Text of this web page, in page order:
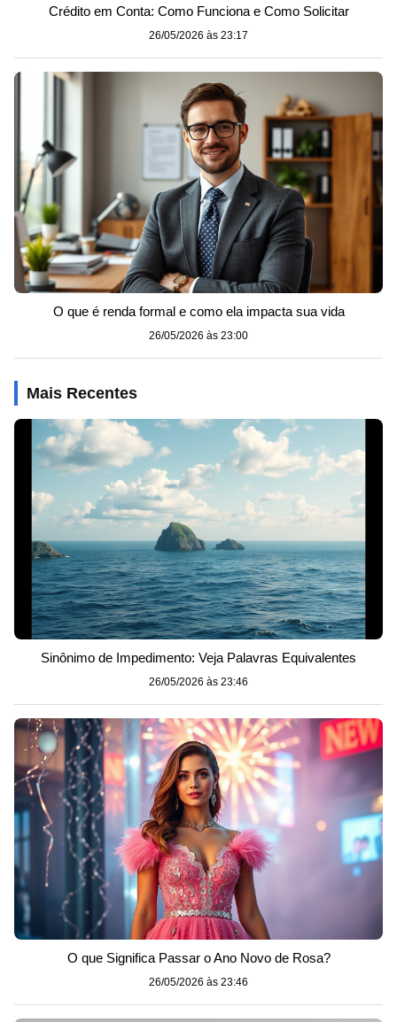
Crédito em Conta: Como Funciona e Como Solicitar
26/05/2026 às 23:17
O que é renda formal e como ela impacta sua vida
26/05/2026 às 23:00
Mais Recentes
Sinônimo de Impedimento: Veja Palavras Equivalentes
26/05/2026 às 23:46
O que Significa Passar o Ano Novo de Rosa?
26/05/2026 às 23:46